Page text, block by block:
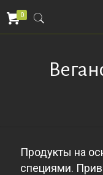
0
Продукты на
специями.